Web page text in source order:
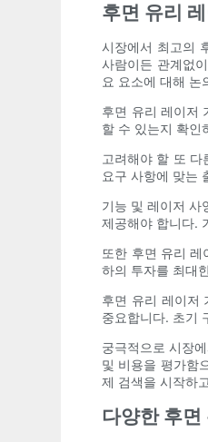
후면 유리
시장에서 최고의
사람이든 관계없
요 요소에 대해 논
후면 유리 레이저
할 수 있는지 확인
고려해야 할 또
요구 사항에 맞는
기능 및 레이저 사
제공해야 합니다.
또한 후면 유리
하의 투자를 최대
후면 유리 레이저
중요합니다. 초기
궁극적으로 시장
및 비용을 평가함
제 검색을 시작하
다양한 후